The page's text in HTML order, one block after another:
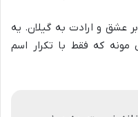
عشق و ارادت به گیلان. یه
که فقط با تکرار اسم